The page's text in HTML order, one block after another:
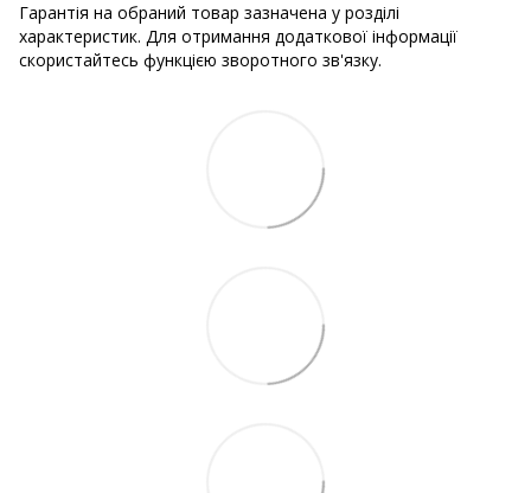
Гарантія на обраний товар зазначена у розділі
характеристик. Для отримання додаткової інформації
скористайтесь функцією зворотного зв'язку.